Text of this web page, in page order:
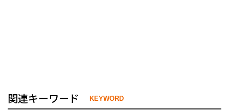
関連キーワード KEYWORD